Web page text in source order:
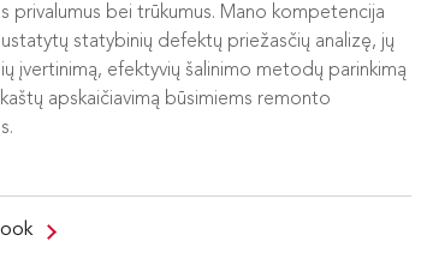
privalumus bei trūkumus. Mano kompetencija
statybinių defektų priežasčių analizę, jų
įvertinimą, efektyvių šalinimo metodų parinkimą
apskaičiavimą būsimiems remonto